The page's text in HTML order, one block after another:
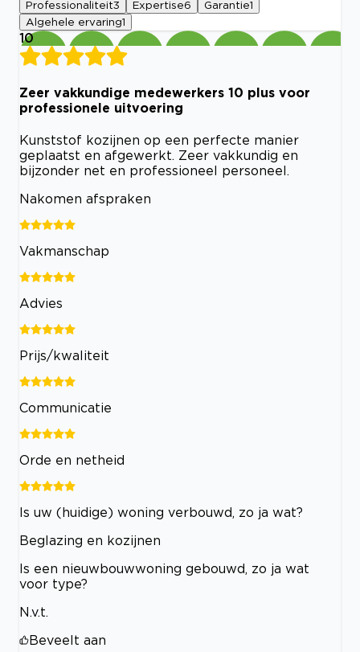
Professionaliteit3 Expertise6 Garantie1
Algehele ervaring1
10
Zeer vakkundige medewerkers 10 plus voor
professionele uitvoering
Kunststof kozijnen op een perfecte manier
geplaatst en afgewerkt. Zeer vakkundig en
bijzonder net en professioneel personeel.
Nakomen afspraken
Vakmanschap
Advies
Prijs/kwaliteit
Communicatie
Orde en netheid
Is uw (huidige) woning verbouwd, zo ja wat?
Beglazing en kozijnen
Is een nieuwbouwwoning gebouwd, zo ja wat
voor type?
N.v.t.
Beveelt aan